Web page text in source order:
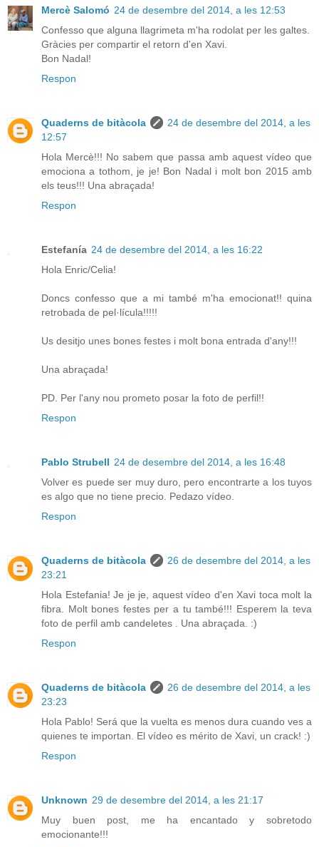
Mercè Salomó 24 de desembre del 2014, a les 12:53
Confesso que alguna llagrimeta m'ha rodolat per les galtes.
Gràcies per compartir el retorn d'en Xavi.
Bon Nadal!
Respon
Quaderns de bitàcola
24 de desembre del 2014, a les
12:57
Hola Mercè!!! No sabem que passa amb aquest vídeo que
emociona a tothom, je je! Bon Nadal i molt bon 2015 amb
els teus!!! Una abraçada!
Respon
Estefanía 24 de desembre del 2014, a les 16:22
Hola Enric/Celia!
Doncs confesso que a mi també m'ha emocionat!! quina
retrobada de pel·lícula!!!!!
Us desitjo unes bones festes i molt bona entrada d'any!!!
Una abraçada!
PD. Per l'any nou prometo posar la foto de perfil!!
Respon
Pablo Strubell 24 de desembre del 2014, a les 16:48
Volver es puede ser muy duro, pero encontrarte a los tuyos
es algo que no tiene precio. Pedazo vídeo.
Respon
Quaderns de bitàcola
26 de desembre del 2014, a les
23:21
Hola Estefania! Je je je, aquest vídeo d'en Xavi toca molt la
fibra. Molt bones festes per a tu també!!! Esperem la teva
foto de perfil amb candeletes . Una abraçada. :)
Respon
Quaderns de bitàcola
26 de desembre del 2014, a les
23:23
Hola Pablo! Será que la vuelta es menos dura cuando ves a
quienes te importan. El vídeo es mérito de Xavi, un crack! :)
Respon
Unknown 29 de desembre del 2014, a les 21:17
Muy buen post, me ha encantado y sobretodo
emocionante!!!